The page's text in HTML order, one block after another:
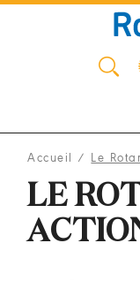
Accueil / Le
LE
Panneau de